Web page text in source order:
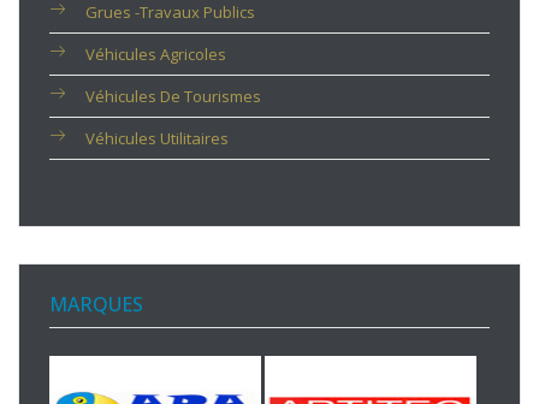
Grues -travaux Publics
Véhicules Agricoles
Véhicules De Tourismes
Véhicules Utilitaires
MARQUES